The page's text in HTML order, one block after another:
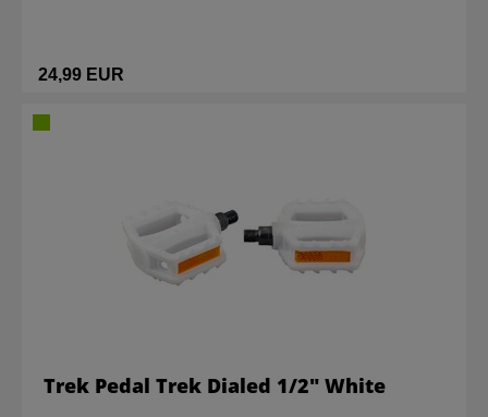
24,99 EUR
Trek Pedal Trek Dialed 1/2" White